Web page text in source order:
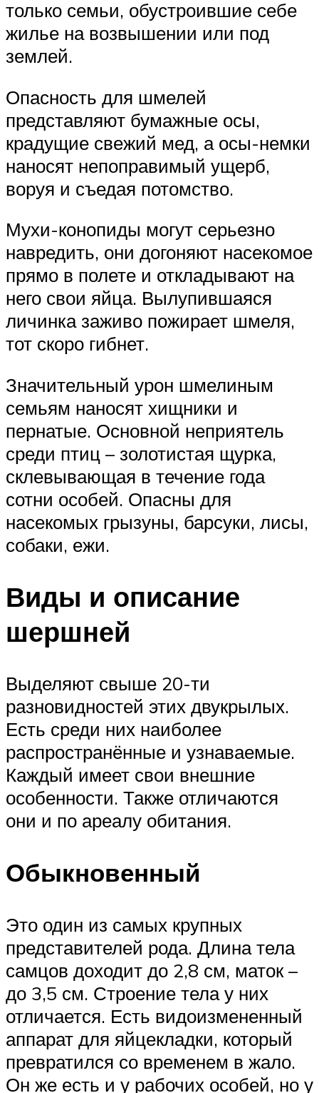
только семьи, обустроившие себе
жилье на возвышении или под
землей.
Опасность для шмелей
представляют бумажные осы,
крадущие свежий мед, а осы-немки
наносят непоправимый ущерб,
воруя и съедая потомство.
Мухи-конопиды могут серьезно
навредить, они догоняют насекомое
прямо в полете и откладывают на
него свои яйца. Вылупившаяся
личинка заживо пожирает шмеля,
тот скоро гибнет.
Значительный урон шмелиным
семьям наносят хищники и
пернатые. Основной неприятель
среди птиц – золотистая щурка,
склевывающая в течение года
сотни особей. Опасны для
насекомых грызуны, барсуки, лисы,
собаки, ежи.
Виды и описание
шершней
Выделяют свыше 20-ти
разновидностей этих двукрылых.
Есть среди них наиболее
распространённые и узнаваемые.
Каждый имеет свои внешние
особенности. Также отличаются
они и по ареалу обитания.
Обыкновенный
Это один из самых крупных
представителей рода. Длина тела
самцов доходит до 2,8 см, маток –
до 3,5 см. Строение тела у них
отличается. Есть видоизмененный
аппарат для яйцекладки, который
превратился со временем в жало.
Он же есть и у рабочих особей, но у